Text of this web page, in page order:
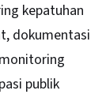
kepatuhan
dokumentasi
publik